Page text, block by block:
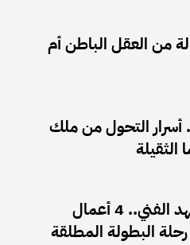
من العقل الباطن أم
التحول من ملك
الثقيلة
رحمة أحمد تتصدر المشهد الفني.. 4 أعمال
البطولة المطلقة